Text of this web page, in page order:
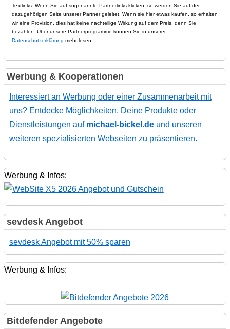
Textlinks. Wenn Sie auf sogenannte Partnerlinks klicken, so werden Sie auf der
dazugehörigen Seite unserer Partner geleitet. Wenn sie hier etwas kaufen, so erhalten
wir eine Provision, dies hat keine nachteilige Wirkung auf dem Preis, denn Sie
bezahlen. Über unsere Partnerprogramme können Sie in unserer
Datenschutzerklärung mehr lesen.
Werbung & Kooperationen
Interessiert an Werbung oder einer Zusammenarbeit mit
uns? Entdecke Möglichkeiten, Deine Produkte oder
Dienstleistungen auf michael-bickel.deund unseren
weiteren spezialisierten Webseiten zu präsentieren.
Werbung & Infos:
sevdesk Angebot
sevdesk Angebot mit 50% sparen
Werbung & Infos:
Bitdefender Angebote